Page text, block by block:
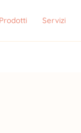
Prodotti Servizi